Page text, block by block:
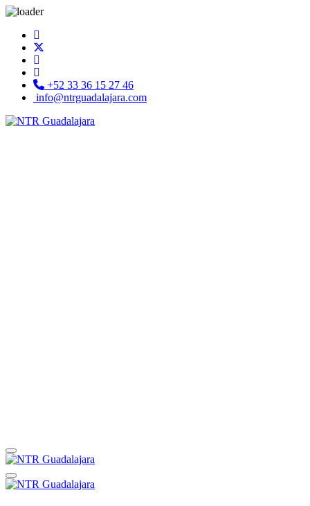
+52 33 36 15 27 46
info@ntrguadalajara.com